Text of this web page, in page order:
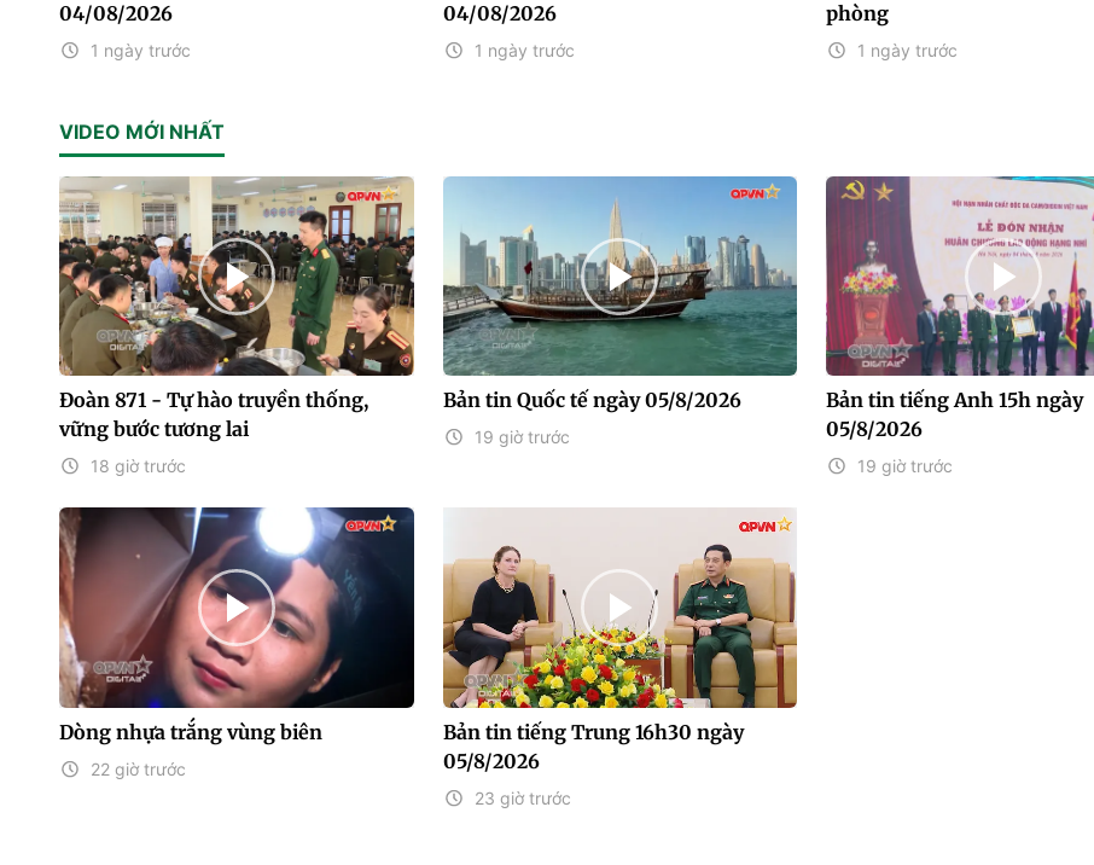
04/08/2026
1 ngày trước
04/08/2026
1 ngày trước
phòng
1 ngày trước
VIDEO MỚI NHẤT
Đoàn 871 - Tự hào truyền thống,
vững bước tương lai
18 giờ trước
Bản tin Quốc tế ngày 05/8/2026
19 giờ trước
Bản tin tiếng Anh 15h ngày
05/8/2026
19 giờ trước
Dòng nhựa trắng vùng biên
22 giờ trước
Bản tin tiếng Trung 16h30 ngày
05/8/2026
23 giờ trước